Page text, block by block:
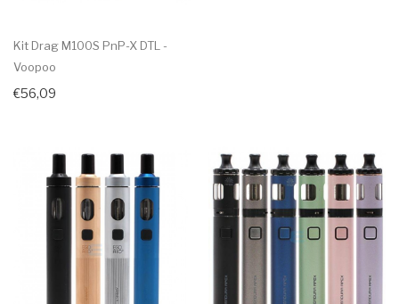
Kit Drag M100S PnP-X DTL -
Voopoo
€56,09